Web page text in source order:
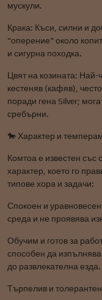
мускули.
Крака: Къси, силни и
"оперение" около
и сигурна походка.
Цвят на козината:
кестеняв (кафяв),
поради гена Silver;
сребърни.
🐎 Характер и
Комтоа е известен със
характер, което го
типове хора и задачи:
Спокоен и
среда и не проявява
Обучим и готов за
способен да
до развлекателна езда.
Търпелив и